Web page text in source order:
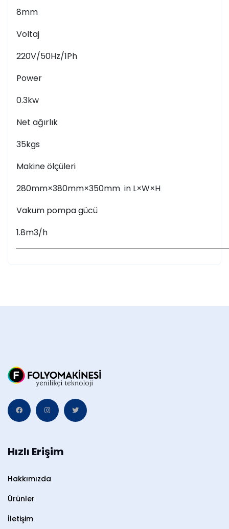
8mm
Voltaj
220V/50Hz/1Ph
Power
0.3kw
Net ağırlık
35kgs
Makine ölçüleri
280mm×380mm×350mm in L×W×H
Vakum pompa gücü
1.8m3/h
Hızlı Erişim
Hakkımızda
Ürünler
İletişim